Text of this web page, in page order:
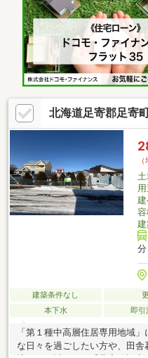
北海道足寄郡足寄
分
建築条件なし
本下水
即引
「第１種中高層住居専用地域
な日々を過ごしたい方や、田舎